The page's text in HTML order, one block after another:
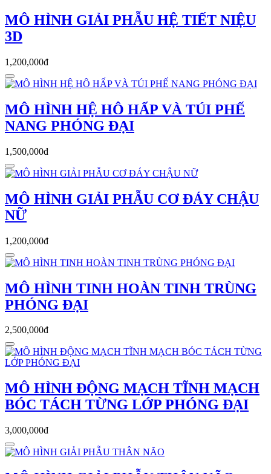
MÔ HÌNH GIẢI PHẪU HỆ TIẾT NIỆU
3D
1,200,000đ
MÔ HÌNH HỆ HÔ HẤP VÀ TÚI PHẾ
NANG PHÓNG ĐẠI
1,500,000đ
MÔ HÌNH GIẢI PHẪU CƠ ĐÁY CHẬU
NỮ
1,200,000đ
MÔ HÌNH TINH HOÀN TINH TRÙNG
PHÓNG ĐẠI
2,500,000đ
MÔ HÌNH ĐỘNG MẠCH TĨNH MẠCH
BÓC TÁCH TỪNG LỚP PHÓNG ĐẠI
3,000,000đ